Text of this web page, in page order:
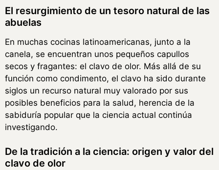
El resurgimiento de un tesoro natural de las
abuelas
En muchas cocinas latinoamericanas, junto a la
canela, se encuentran unos pequeños capullos
secos y fragantes: el clavo de olor. Más allá de su
función como condimento, el clavo ha sido durante
siglos un recurso natural muy valorado por sus
posibles beneficios para la salud, herencia de la
sabiduría popular que la ciencia actual continúa
investigando.
De la tradición a la ciencia: origen y valor del
clavo de olor